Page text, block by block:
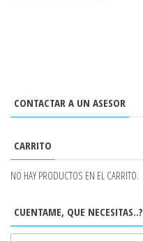
CONTACTAR A UN ASESOR
CARRITO
NO HAY PRODUCTOS EN EL CARRITO.
CUENTAME, QUE NECESITAS..?